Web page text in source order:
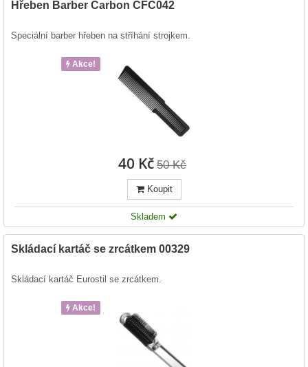
Hřeben Barber Carbon CFC042
Speciální barber hřeben na stříhání strojkem.
Akce!
40 Kč 50 Kč
Koupit
Skladem
Skládací kartáč se zrcátkem 00329
Skládací kartáč Eurostil se zrcátkem.
Akce!